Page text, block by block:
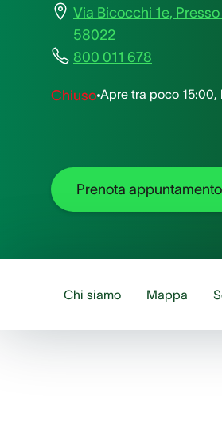
Via Bicocchi 1e,
58022
800 011 678
Chiuso Apre tra poco 15:00,
Prenota appuntamento
Chi siamo Mappa